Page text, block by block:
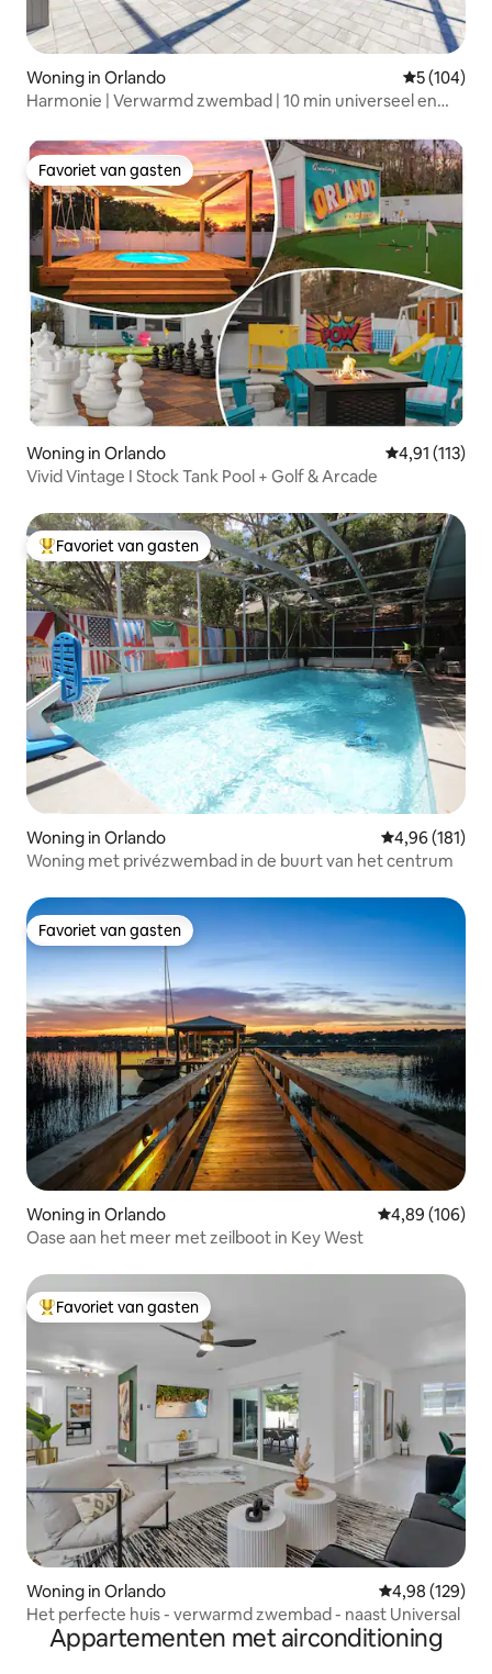
Woning in Orlando
5 (104)
Harmonie | Verwarmd zwembad | 10 min universeel en
Favoriet van gasten
Favoriet van gasten
Woning in Orlando Gemiddelde
4,91 (113)
Vivid Vintage I Stock Tank Pool + Golf & Arcade
Topfavoriet van gasten
Favoriet van gasten
Woning in Orlando Gemiddelde
4,96 (181)
Woning met privézwembad in de buurt van het centrum
Favoriet van gasten
Favoriet van gasten
Woning in Orlando Gemiddelde
4,89 (106)
Oase aan het meer met zeilboot in Key West
Topfavoriet van gasten
Favoriet van gasten
Woning in Orlando Gemiddelde
4,98 (129)
Het perfecte huis - verwarmd zwembad - naast Universal
Appartementen met airconditioning